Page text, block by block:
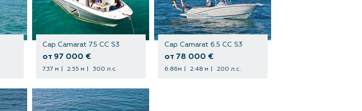
Cap Camarat 7.5 CC S3
от 97 000 €
7.37 м 2.55 м 300 л.с.
Cap Camarat 6.5 CC S3
от 78 000 €
6.86м 2.48 м 200 л.с.